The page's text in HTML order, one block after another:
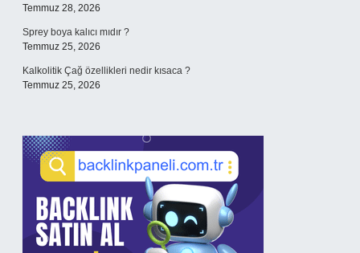
Temmuz 28, 2026
Sprey boya kalıcı mıdır ?
Temmuz 25, 2026
Kalkolitik Çağ özellikleri nedir kısaca ?
Temmuz 25, 2026